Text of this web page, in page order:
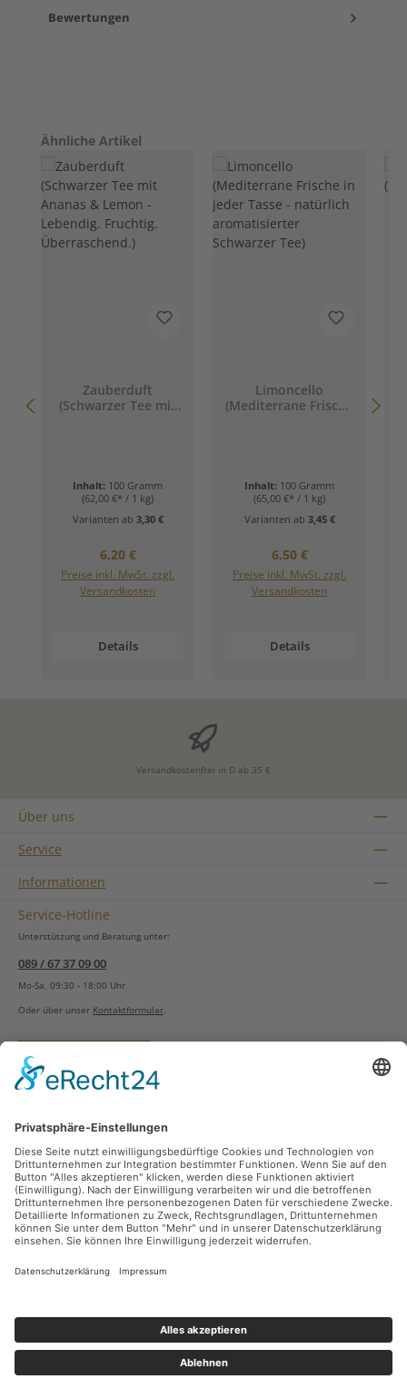
Bewertungen
Produktgalerie überspringen
Ähnliche Artikel
Zauberduft
(Schwarzer Tee mit
Inhalt: 100 Gramm
(62,00 €* / 1 kg)
Varianten ab 3,30 €
Regulärer Preis:
6,20 €
Preise inkl. MwSt. zzgl.
Versandkosten
Details
Limoncello
(Mediterrane Frische
Inhalt: 100 Gramm
(65,00 €* / 1 kg)
Varianten ab 3,45 €
Regulärer Preis:
6,50 €
Preise inkl. MwSt. zzgl.
Versandkosten
Details
Versandkostenfrei in D ab 35 €
Über uns
Service
Informationen
Service-Hotline
Unterstützung und Beratung unter:
089 / 67 37 09 00
Mo-Sa, 09:30 - 18:00 Uhr
Oder über unser Kontaktformular.
Vertrag widerrufen
Zahlungsarten
Sicher Einkaufen
Ladengeschäft
Newsletter
Facebook Instagram